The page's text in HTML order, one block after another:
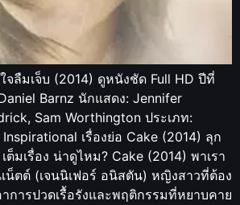
ลืมเจ็บ (2014) ดูหนังชัด Full HD ปีที่
Barnz นักแสดง: Jennifer
Sam Worthington ประเภท:
เรื่องย่อ Cake (2014) ลุก
ต็มเรื่อง น่าดูไหม? Cake (2014) พาเรา
น็ตต์ (เจนนิเฟอร์ อนิสตัน) หญิงสาวที่ต้อง
ารปวดเรื้อรังและพฤติกรรมที่หยาบคาย